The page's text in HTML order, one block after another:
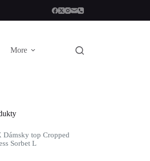
More
Dámsky top Cropped
Sorbet L